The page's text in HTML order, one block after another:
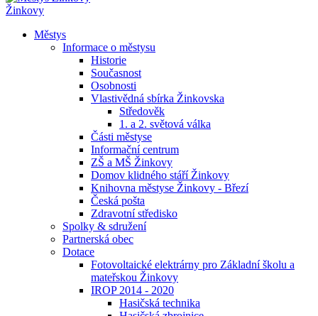
Žinkovy
Městys
Informace o městysu
Historie
Současnost
Osobnosti
Vlastivědná sbírka Žinkovska
Středověk
1. a 2. světová válka
Části městyse
Informační centrum
ZŠ a MŠ Žinkovy
Domov klidného stáří Žinkovy
Knihovna městyse Žinkovy - Březí
Česká pošta
Zdravotní středisko
Spolky & sdružení
Partnerská obec
Dotace
Fotovoltaické elektrárny pro Základní školu a
mateřskou Žinkovy
IROP 2014 - 2020
Hasičská technika